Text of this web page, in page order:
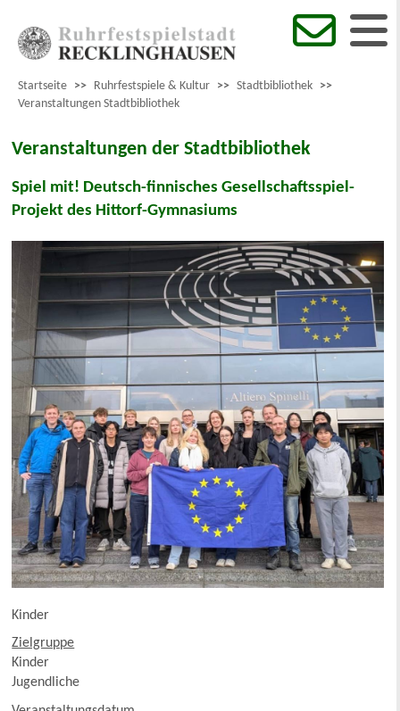
Startseite >> Ruhrfestspiele & Kultur >> Stadtbibliothek >>
Veranstaltungen Stadtbibliothek
Veranstaltungen der Stadtbibliothek
Spiel mit! Deutsch-finnisches Gesellschaftsspiel-
Projekt des Hittorf-Gymnasiums
Kinder
Zielgruppe
Kinder
Jugendliche